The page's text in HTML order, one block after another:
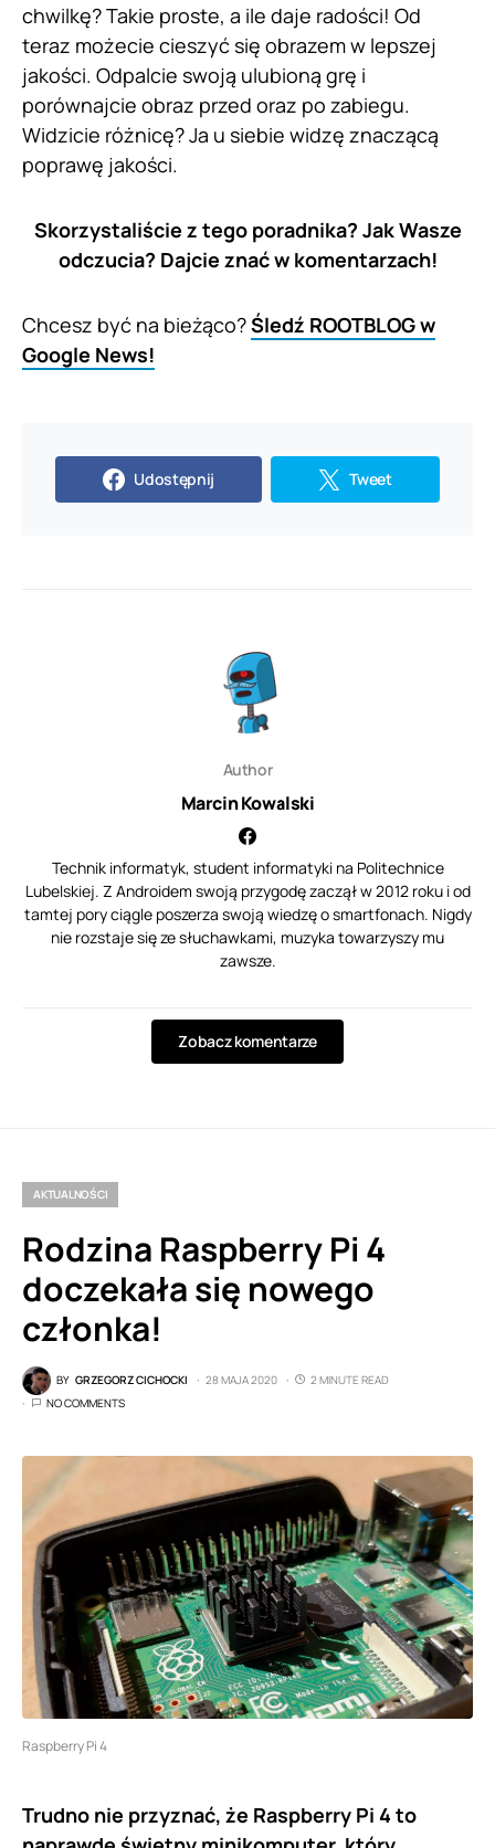
chwilkę? Takie proste, a ile daje radości! Od
teraz możecie cieszyć się obrazem w lepszej
jakości. Odpalcie swoją ulubioną grę i
porównajcie obraz przed oraz po zabiegu.
Widzicie różnicę? Ja u siebie widzę znaczącą
poprawę jakości.
Skorzystaliście z tego poradnika? Jak Wasze
odczucia? Dajcie znać w komentarzach!
Chcesz być na bieżąco?Śledź ROOTBLOG w
Google News!
Udostępnij Tweet
Author
Marcin Kowalski
Technik informatyk, student informatyki na Politechnice
Lubelskiej. Z Androidem swoją przygodę zaczął w 2012 roku i od
tamtej pory ciągle poszerza swoją wiedzę o smartfonach. Nigdy
nie rozstaje się ze słuchawkami, muzyka towarzyszy mu
zawsze.
Zobacz komentarze
AKTUALNOŚCI
Rodzina Raspberry Pi 4
doczekała się nowego
członka!
BY GRZEGORZ CICHOCKI 28 MAJA 2020
2 MINUTE READ
NO COMMENTS
Raspberry Pi 4
Trudno nie przyznać, że Raspberry Pi 4 to